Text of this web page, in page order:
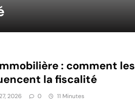
: comment les
la fiscalité
2026 0 11 Minutes